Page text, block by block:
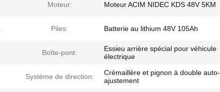
Moteur: Moteur ACIM NIDEC KDS 48V 5KM
Piles: Batterie au lithium 48V 105Ah
Boîte-pont:
Essieu arrière spécial pour véhicule
électrique
Système de direction:
Crémaillère et pignon à double auto-
ajustement